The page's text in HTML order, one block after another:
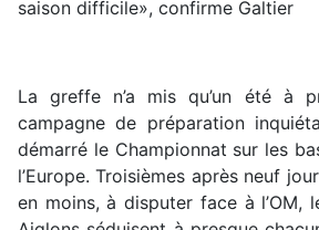
saison difficile», confirme Galtier
La greffe n’a mis qu’un été à
campagne de préparation
démarré le Championnat sur les
l’Europe. Troisièmes après neuf
en moins, à disputer face à l’OM,